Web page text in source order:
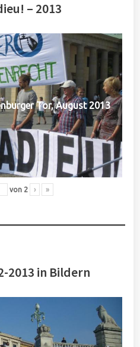
– 2013
Tor, August 2013
von 2 › »
2013 in Bildern